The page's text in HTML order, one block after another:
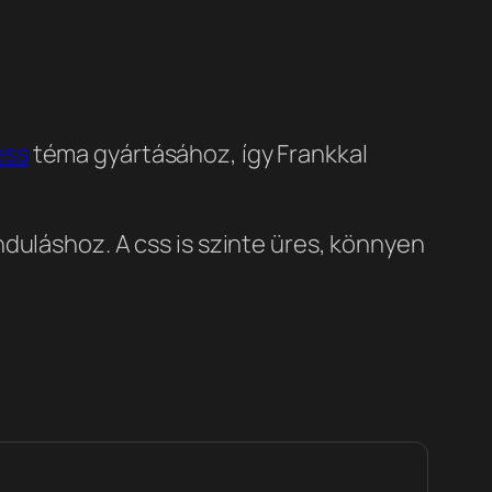
téma gyártásához, így Frankkal
A css is szinte üres, könnyen